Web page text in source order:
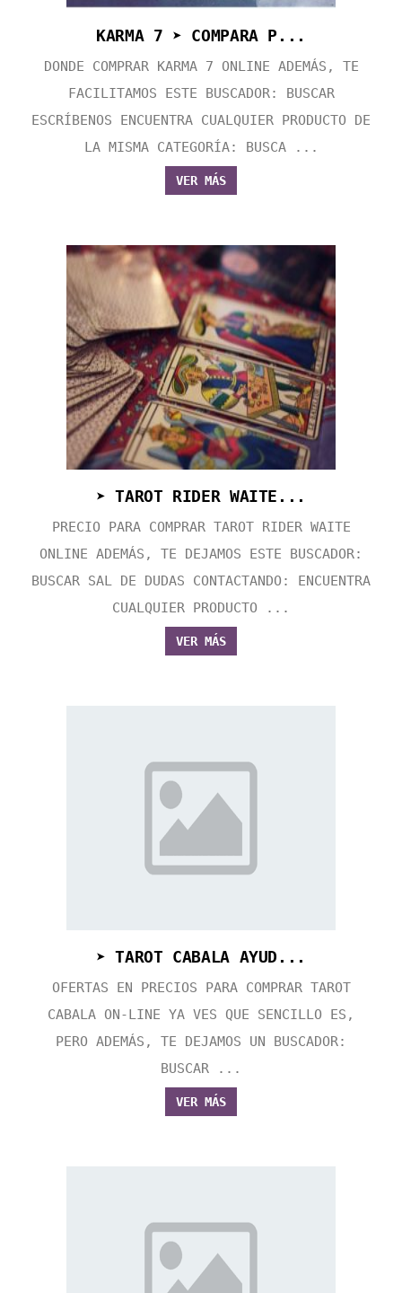
KARMA 7 ➤ COMPARA P...
DONDE COMPRAR KARMA 7 ONLINE ADEMÁS, TE
FACILITAMOS ESTE BUSCADOR: BUSCAR
ESCRÍBENOS ENCUENTRA CUALQUIER PRODUCTO DE
LA MISMA CATEGORÍA: BUSCA ...
VER MÁS
➤ TAROT RIDER WAITE...
PRECIO PARA COMPRAR TAROT RIDER WAITE
ONLINE ADEMÁS, TE DEJAMOS ESTE BUSCADOR:
BUSCAR SAL DE DUDAS CONTACTANDO: ENCUENTRA
CUALQUIER PRODUCTO ...
VER MÁS
➤ TAROT CABALA AYUD...
OFERTAS EN PRECIOS PARA COMPRAR TAROT
CABALA ON-LINE YA VES QUE SENCILLO ES,
PERO ADEMÁS, TE DEJAMOS UN BUSCADOR:
BUSCAR ...
VER MÁS